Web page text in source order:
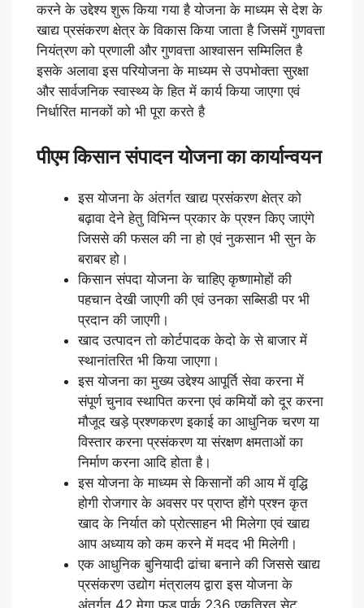
करने के उद्देश्य शुरू किया गया है योजना के माध्यम से देश के
खाद्य प्रसंकरण क्षेत्र के विकास किया जाता है जिसमें गुणवत्ता
नियंत्रण को प्रणाली और गुणवत्ता आश्वासन सम्मिलित है
इसके अलावा इस परियोजना के माध्यम से उपभोक्ता सुरक्षा
और सार्वजनिक स्वास्थ्य के हित में कार्य किया जाएगा एवं
निर्धारित मानकों को भी पूरा करते है
पीएम किसान संपादन योजना का कार्यान्वयन
इस योजना के अंतर्गत खाद्य प्रसंकरण क्षेत्र को
बढ़ावा देने हेतु विभिन्न प्रकार के प्रश्न किए जाएंगे
जिससे की फसल की ना हो एवं नुकसान भी सुन के
बराबर हो।
किसान संपदा योजना के चाहिए कृष्णामोहों की
पहचान देखी जाएगी की एवं उनका सब्सिडी पर भी
प्रदान की जाएगी।
खाद उत्पादन तो कोर्टपादक केदो के से बाजार में
स्थानांतरित भी किया जाएगा।
इस योजना का मुख्य उद्देश्य आपूर्ति सेवा करना में
संपूर्ण चुनाव स्थापित करना एवं कमियों को दूर करना
मौजूद खड़े प्रश्णकरण इकाई का आधुनिक चरण या
विस्तार करना प्रसंकरण या संरक्षण क्षमताओं का
निर्माण करना आदि होता है।
इस योजना के माध्यम से किसानों की आय में वृद्धि
होगी रोजगार के अवसर पर प्राप्त होंगे प्रश्न कृत
खाद के निर्यात को प्रोत्साहन भी मिलेगा एवं खाद्य
आप अध्याय को कम करने में मदद भी मिलेगी।
एक आधुनिक बुनियादी ढांचा बनाने की जिससे खाद्य
प्रसंकरण उद्योग मंत्रालय द्वारा इस योजना के